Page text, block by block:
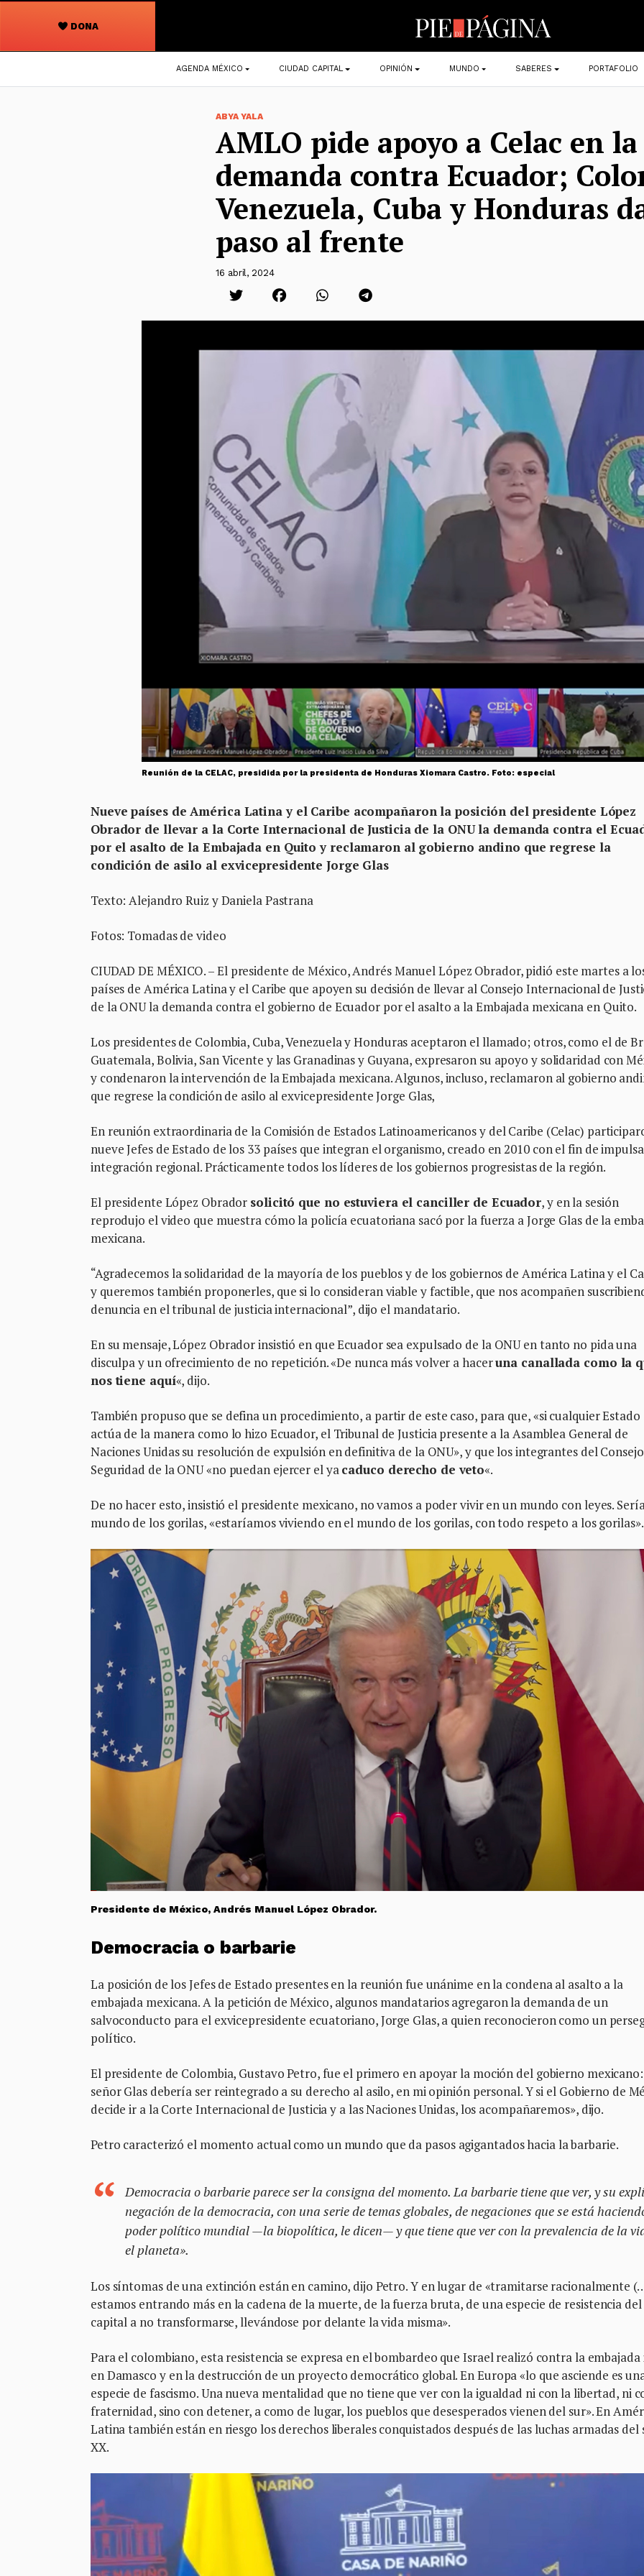
DONA
Navegación
principal
AGENDA MÉXICO CIUDAD CAPITAL OPINIÓN MUNDO SABERES PORTAFOLIO
ABYA YALA
AMLO pide apoyo a Celac en la
demanda contra Ecuador;
Venezuela, Cuba y Honduras
paso al frente
16 abril, 2024
Reunión de la CELAC, presidida por la presidenta de Honduras Xiomara Castro. Foto: especial
Nueve países de América Latina y el Caribe acompañaron la posición del presidente López
Obrador de llevar a la Corte Internacional de Justicia de la ONU la demanda contra el
por el asalto de la Embajada en Quito y reclamaron al gobierno andino que regrese la
condición de asilo al exvicepresidente Jorge Glas
Texto: Alejandro Ruiz y Daniela Pastrana
Fotos: Tomadas de video
CIUDAD DE MÉXICO. – El presidente de México, Andrés Manuel López Obrador, pidió este martes a
países de América Latina y el Caribe que apoyen su decisión de llevar al Consejo Internacional de
de la ONU la demanda contra el gobierno de Ecuador por el asalto a la Embajada mexicana en Quito.
Los presidentes de Colombia, Cuba, Venezuela y Honduras aceptaron el llamado; otros, como el de
Guatemala, Bolivia, San Vicente y las Granadinas y Guyana, expresaron su apoyo y solidaridad con
y condenaron la intervención de la Embajada mexicana. Algunos, incluso, reclamaron al gobierno
que regrese la condición de asilo al exvicepresidente Jorge Glas,
En reunión extraordinaria de la Comisión de Estados Latinoamericanos y del Caribe (Celac)
nueve Jefes de Estado de los 33 países que integran el organismo, creado en 2010 con el fin de
integración regional. Prácticamente todos los líderes de los gobiernos progresistas de la región.
El presidente López Obrador solicitó que no estuviera el canciller de Ecuador, y en la sesión
reprodujo el video que muestra cómo la policía ecuatoriana sacó por la fuerza a Jorge Glas de la
mexicana.
“Agradecemos la solidaridad de la mayoría de los pueblos y de los gobiernos de América Latina y el
y queremos también proponerles, que si lo consideran viable y factible, que nos acompañen
denuncia en el tribunal de justicia internacional”, dijo el mandatario.
En su mensaje, López Obrador insistió en que Ecuador sea expulsado de la ONU en tanto no pida una
disculpa y un ofrecimiento de no repetición. «De nunca más volver a haceruna canallada como la
nos tiene aquí«, dijo.
También propuso que se defina un procedimiento, a partir de este caso, para que, «si cualquier Estado
actúa de la manera como lo hizo Ecuador, el Tribunal de Justicia presente a la Asamblea General de
Naciones Unidas su resolución de expulsión en definitiva de la ONU», y que los integrantes del
Seguridad de la ONU «no puedan ejercer el yacaduco derecho de veto«.
De no hacer esto, insistió el presidente mexicano, no vamos a poder vivir en un mundo con leyes.
mundo de los gorilas, «estaríamos viviendo en el mundo de los gorilas, con todo respeto a los gorilas».
Presidente de México, Andrés Manuel López Obrador.
Democracia o barbarie
La posición de los Jefes de Estado presentes en la reunión fue unánime en la condena al asalto a la
embajada mexicana. A la petición de México, algunos mandatarios agregaron la demanda de un
salvoconducto para el exvicepresidente ecuatoriano, Jorge Glas, a quien reconocieron como un
político.
El presidente de Colombia, Gustavo Petro, fue el primero en apoyar la moción del gobierno
señor Glas debería ser reintegrado a su derecho al asilo, en mi opinión personal. Y si el Gobierno de
decide ir a la Corte Internacional de Justicia y a las Naciones Unidas, los acompañaremos», dijo.
Petro caracterizó el momento actual como un mundo que da pasos agigantados hacia la barbarie.
Democracia o barbarie parece ser la consigna del momento. La barbarie tiene que ver, y su
negación de la democracia, con una serie de temas globales, de negaciones que se está
poder político mundial —la biopolítica, le dicen— y que tiene que ver con la prevalencia de la
el planeta».
Los síntomas de una extinción están en camino, dijo Petro. Y en lugar de «tramitarse racionalmente
estamos entrando más en la cadena de la muerte, de la fuerza bruta, de una especie de resistencia del
capital a no transformarse, llevándose por delante la vida misma».
Para el colombiano, esta resistencia se expresa en el bombardeo que Israel realizó contra la
en Damasco y en la destrucción de un proyecto democrático global. En Europa «lo que asciende es
especie de fascismo. Una nueva mentalidad que no tiene que ver con la igualdad ni con la libertad, ni
fraternidad, sino con detener, a como de lugar, los pueblos que desesperados vienen del sur». En
Latina también están en riesgo los derechos liberales conquistados después de las luchas armadas del
XX.